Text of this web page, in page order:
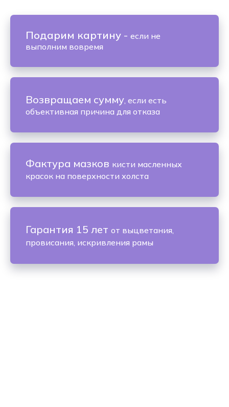
Подарим картину - если не
выполним вовремя
Возвращаем сумму, если есть
объективная причина для отказа
Фактура мазков кисти масленных
красок на поверхности холста
Гарантия 15 лет от выцветания,
провисания, искривления рамы